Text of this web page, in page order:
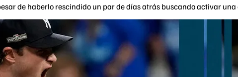
de haberlo rescindido un par de días atrás buscando activar